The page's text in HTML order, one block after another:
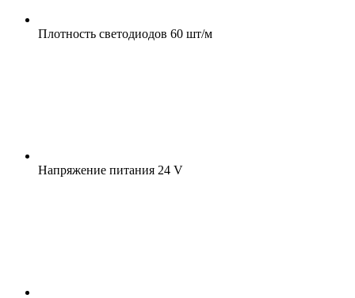
Плотность светодиодов 60 шт/м
Напряжение питания 24 V